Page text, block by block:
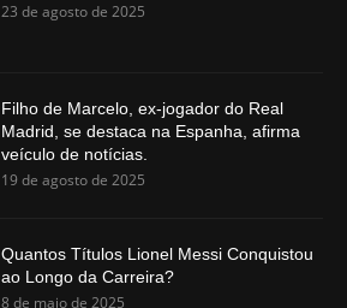
23 de agosto de 2025
Filho de Marcelo, ex-jogador do Real
Madrid, se destaca na Espanha, afirma
veículo de notícias.
19 de agosto de 2025
Quantos Títulos Lionel Messi Conquistou
ao Longo da Carreira?
8 de maio de 2025